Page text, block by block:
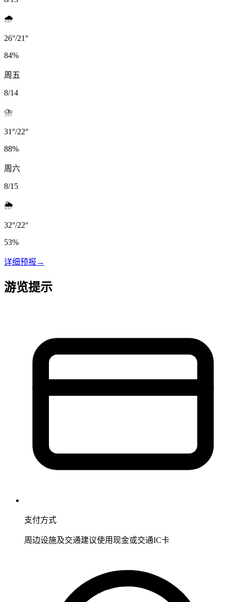
🌧️
26°/21°
84%
周五
8/14
⛈️
31°/22°
88%
周六
8/15
🌦️
32°/22°
53%
详细预报 →
游览提示
支付方式
周边设施及交通建议使用现金或交通IC卡